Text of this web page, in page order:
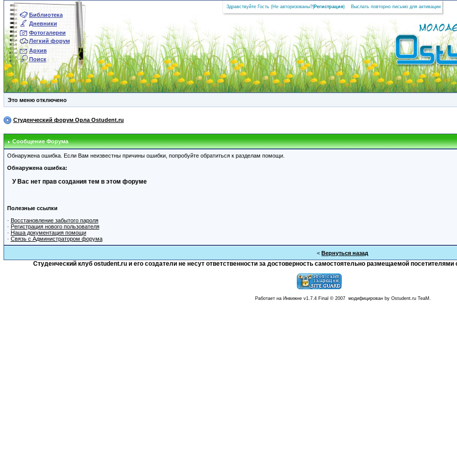
Библиотека
Дневники
Фотогалереи
Легкий форум
Архив
Поиск
Здравствуйте Гость (Не авторизованы? Регистрация) Выслать повторно письмо для активации
Это меню отключено
Студенческий форум Орла Ostudent.ru
Сообщение Форума
Обнаружена ошибка. Если Вам неизвестны причины ошибки, попробуйте обратиться к разделам помощи.
Обнаружена ошибка:
У Вас нет прав создания тем в этом форуме
Полезные ссылки
· Восстановление забытого пароля
· Регистрация нового пользователя
· Наша документация помощи
· Связь с Администратором форума
<Вернуться назад
Студенческий клуб ostudent.ru и его создатели не несут ответственности за достоверность самостоятельно размещаемой
Работает на Инвижне v1.7.4 Final © 2007 модифицирован by Ostudent.ru TeaM.